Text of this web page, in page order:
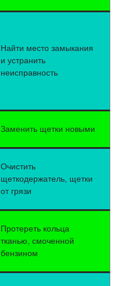
Найти место замыкания
и устранить
неисправность
Заменить щетки новыми
Очистить
щеткодержатель, щетки
от грязи
Протереть кольца
тканью, смоченной
бензином